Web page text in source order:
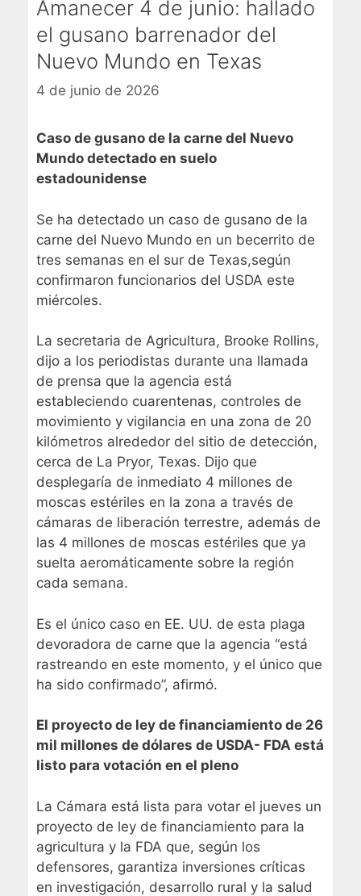
Amanecer 4 de junio: hallado
el gusano barrenador del
Nuevo Mundo en Texas
4 de junio de 2026
Caso de gusano de la carne del Nuevo
Mundo detectado en suelo
estadounidense
Se ha detectado un caso de gusano de la
carne del Nuevo Mundo en un becerrito de
tres semanas en el sur de Texas,según
confirmaron funcionarios del USDA este
miércoles.
La secretaria de Agricultura, Brooke Rollins,
dijo a los periodistas durante una llamada
de prensa que la agencia está
estableciendo cuarentenas, controles de
movimiento y vigilancia en una zona de 20
kilómetros alrededor del sitio de detección,
cerca de La Pryor, Texas. Dijo que
desplegaría de inmediato 4 millones de
moscas estériles en la zona a través de
cámaras de liberación terrestre, además de
las 4 millones de moscas estériles que ya
suelta aeromáticamente sobre la región
cada semana.
Es el único caso en EE. UU. de esta plaga
devoradora de carne que la agencia “está
rastreando en este momento, y el único que
ha sido confirmado”, afirmó.
El proyecto de ley de financiamiento de 26
mil millones de dólares de USDA- FDA está
listo para votación en el pleno
La Cámara está lista para votar el jueves un
proyecto de ley de financiamiento para la
agricultura y la FDA que, según los
defensores, garantiza inversiones críticas
en investigación, desarrollo rural y la salud